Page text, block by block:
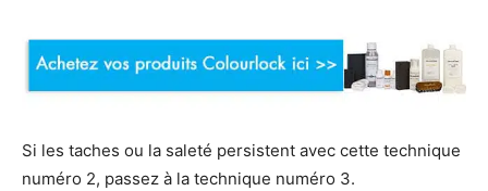
Si les taches ou la saleté persistent avec cette technique
numéro 2, passez à la technique numéro 3.